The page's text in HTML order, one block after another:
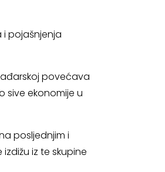
i pojašnjenja
povećava
sive ekonomije u
posljednjim i
iz te skupine